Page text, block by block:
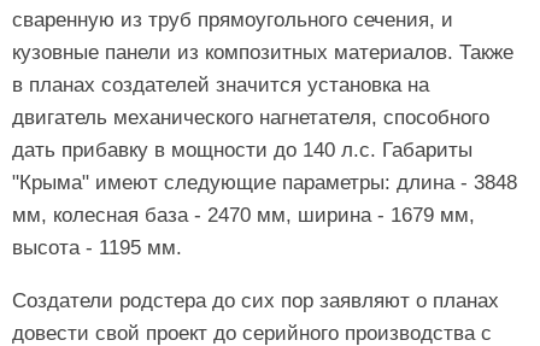
сваренную из труб прямоугольного сечения, и
кузовные панели из композитных материалов. Также
в планах создателей значится установка на
двигатель механического нагнетателя, способного
дать прибавку в мощности до 140 л.с. Габариты
"Крыма" имеют следующие параметры: длина - 3848
мм, колесная база - 2470 мм, ширина - 1679 мм,
высота - 1195 мм.
Создатели родстера до сих пор заявляют о планах
довести свой проект до серийного производства с